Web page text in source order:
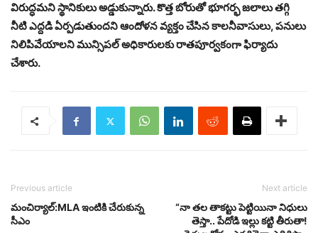
విరుద్ధమని స్థానికులు అడ్డుకున్నారు. కొత్త బోరుతో భూగర్భ జలాలు తగ్గి
నీటి ఎద్దడి ఏర్పడుతుందని ఆందోళన వ్యక్తం చేసిన కాలనీవాసులు, పనులు
నిలిపివేయాలని మున్సిపల్ అధికారులకు రాతపూర్వకంగా ఫిర్యాదు
చేశారు.
Previous article
మంచిర్యాల్:MLA ఇంటికి చేరుకున్న
సీఎం
Next article
“నా తల తాకట్టు పెట్టియినా నిధులు
తెస్తా.. పేదోడి ఇల్లు కట్టి తీరుతా!